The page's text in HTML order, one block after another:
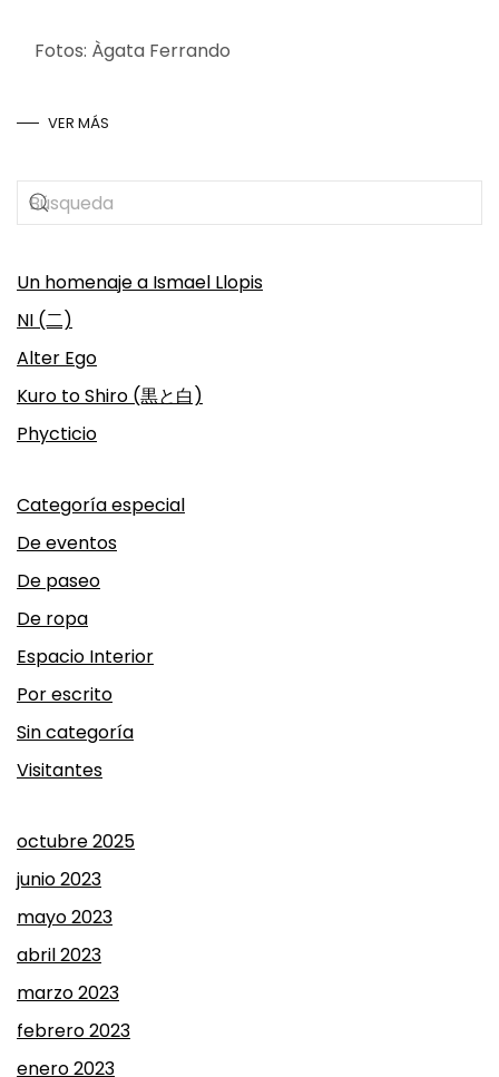
Fotos: Àgata Ferrando
VER MÁS
Un homenaje a Ismael Llopis
NI (二)
Alter Ego
Kuro to Shiro (黒と白)
Phycticio
Categoría especial
De eventos
De paseo
De ropa
Espacio Interior
Por escrito
Sin categoría
Visitantes
octubre 2025
junio 2023
mayo 2023
abril 2023
marzo 2023
febrero 2023
enero 2023